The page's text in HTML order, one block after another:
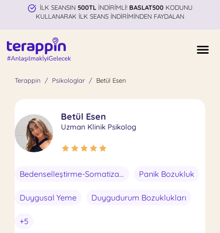
İLK SEANSIN 500TLİNDİRİMLİ! BASLAT500KODUNU
KULLANARAK İLK SEANS İNDİRİMİNDEN FAYDALAN
Terappin Psikologlar Betül Esen
Betül Esen
Uzman Klinik Psikolog
Bedenselleştirme-Somatizasyon Panik Bozukluk
Duygusal Yeme Duygudurum Bozuklukları
+5